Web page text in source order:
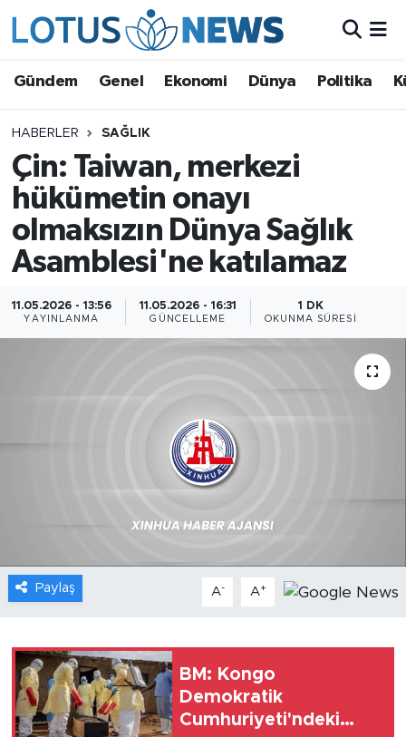
Gündem Genel Ekonomi Dünya Politika
HABERLER SAĞLIK
Çin: Taiwan, merkezi
hükümetin onayı
olmaksızın Dünya Sağlık
Asamblesi'ne katılamaz
11.05.2026 - 13:56
YAYINLANMA
11.05.2026 - 16:31
GÜNCELLEME
1 DK
OKUNMA SÜRESI
Paylaş A- A+
BM: Kongo
Demokratik
Cumhuriyeti'ndeki
Ekonomi
Dünya
Politika
Kültür - Sanat ve Tarih
Yaşam
Sağlık
Foto Haber
Xinhua Türkiye
Seyahat